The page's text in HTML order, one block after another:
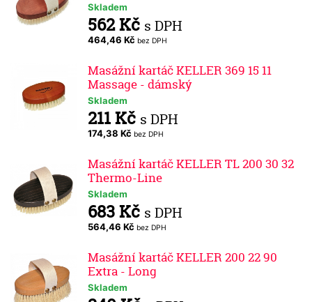
Skladem
562 Kč s DPH
464,46 Kč bez DPH
Masážní kartáč KELLER 369 15 11
Massage - dámský
Skladem
211 Kč s DPH
174,38 Kč bez DPH
Masážní kartáč KELLER TL 200 30 32
Thermo-Line
Skladem
683 Kč s DPH
564,46 Kč bez DPH
Masážní kartáč KELLER 200 22 90
Extra - Long
Skladem